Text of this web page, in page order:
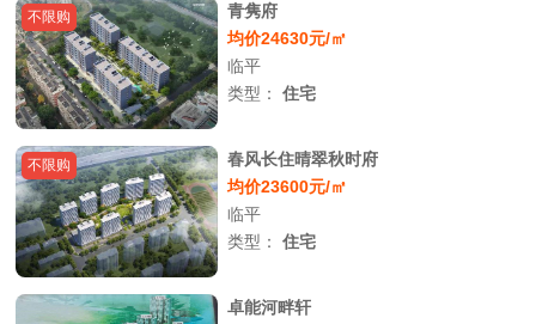
不限购
青隽府
均价24630元/㎡
临平
类型：住宅
不限购
春风长住晴翠秋时府
均价23600元/㎡
临平
类型：住宅
卓能河畔轩